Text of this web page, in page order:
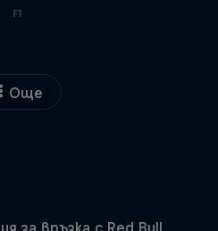
F1
Още